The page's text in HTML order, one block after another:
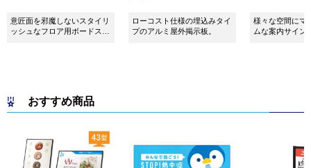
意匠面を邪魔しないスタイリ
ッシュなフロア用ボードスタ
ローコスト仕様の埋込みタイ
プのアルミ屋外掲示板。
様々な空間にマ
ムな案内サイン
おすすめ商品